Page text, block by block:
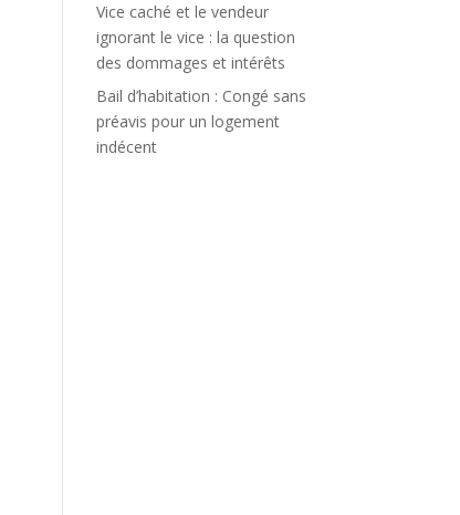
Vice caché et le vendeur
ignorant le vice : la question
des dommages et intérêts
Bail d’habitation : Congé sans
préavis pour un logement
indécent